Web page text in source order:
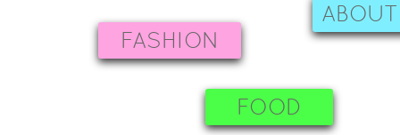
FASHION
FOOD